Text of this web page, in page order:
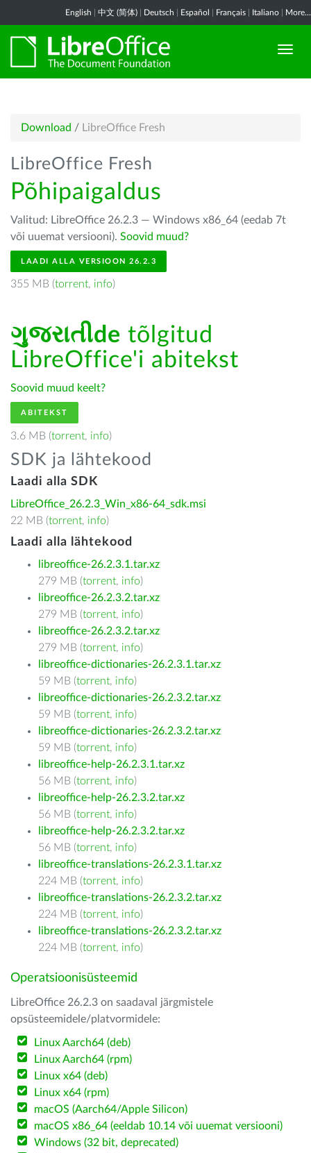
English 中文 (简体) Deutsch Español Français Italiano More...
Download / LibreOffice Fresh
LibreOffice Fresh
Põhipaigaldus
Valitud: LibreOffice 26.2.3 — Windows x86_64 (eedab 7t
või uuemat versiooni). Soovid muud?
LAADI ALLA VERSIOON 26.2.3
355 MB (torrent, info)
ગુજરાતીde tõlgitud
LibreOffice'i abitekst
Soovid muud keelt?
ABITEKST
3.6 MB (torrent, info)
SDK ja lähtekood
Laadi alla SDK
LibreOffice_26.2.3_Win_x86-64_sdk.msi
22 MB (torrent, info)
Laadi alla lähtekood
libreoffice-26.2.3.1.tar.xz
279 MB (torrent, info)
libreoffice-26.2.3.2.tar.xz
279 MB (torrent, info)
libreoffice-26.2.3.2.tar.xz
279 MB (torrent, info)
libreoffice-dictionaries-26.2.3.1.tar.xz
59 MB (torrent, info)
libreoffice-dictionaries-26.2.3.2.tar.xz
59 MB (torrent, info)
libreoffice-dictionaries-26.2.3.2.tar.xz
59 MB (torrent, info)
libreoffice-help-26.2.3.1.tar.xz
56 MB (torrent, info)
libreoffice-help-26.2.3.2.tar.xz
56 MB (torrent, info)
libreoffice-help-26.2.3.2.tar.xz
56 MB (torrent, info)
libreoffice-translations-26.2.3.1.tar.xz
224 MB (torrent, info)
libreoffice-translations-26.2.3.2.tar.xz
224 MB (torrent, info)
libreoffice-translations-26.2.3.2.tar.xz
224 MB (torrent, info)
Operatsioonisüsteemid
LibreOffice 26.2.3 on saadaval järgmistele
opsüsteemidele/platvormidele:
Linux Aarch64 (deb)
Linux Aarch64 (rpm)
Linux x64 (deb)
Linux x64 (rpm)
macOS (Aarch64/Apple Silicon)
macOS x86_64 (eeldab 10.14 või uuemat versiooni)
Windows (32 bit, deprecated)